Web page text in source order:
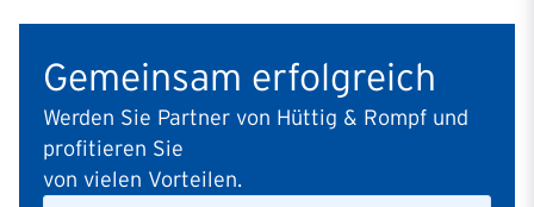
Gemeinsam erfolgreich
Werden Sie Partner von Hüttig & Rompf und
profitieren Sie
von vielen Vorteilen.